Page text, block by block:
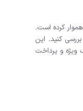
کرده است.
کنید. این
ویژه و پرداخت